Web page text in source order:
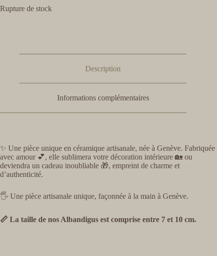
Rupture de stock
Description
Informations complémentaires
✨ Une pièce unique en céramique artisanale, née à Genève. Fabriquée
avec amour 💕, elle sublimera votre décoration intérieure 🏡 ou
deviendra un cadeau inoubliable 🎁, empreint de charme et
d’authenticité.
🖐️ Une pièce artisanale unique, façonnée à la main à Genève.
📏 La taille de nos Albandigus est comprise entre 7 et 10 cm.